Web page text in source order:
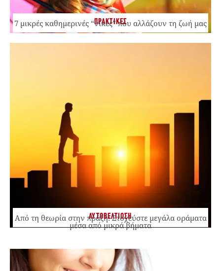
ΠΡΑΚΤΙΚΕΣ
7 μικρές καθημερινές “νίκες” που αλλάζουν τη ζωή μας
ΑΥΤΟΒΕΛΤΙΩΣΗ
Από τη θεωρία στην πράξη: Στοχεύστε μεγάλα οράματα
μέσα από μικρά βήματα